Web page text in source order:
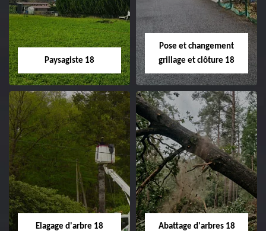
Paysagiste 18
Paysagiste 18
Artisan paysagiste 18
Cher tel: 02.52.56.49.40
Pose et changement
grillage et clôture 18
Pose et
changement
grillage et clôture
18
Spécialiste en pose et
Elagage d'arbre 18 Abattage d'arbres 18